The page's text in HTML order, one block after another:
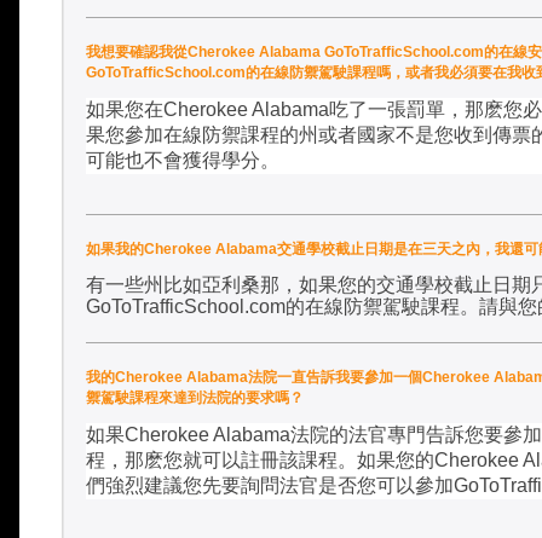
我想要確認我從Cherokee Alabama GoToTrafficSchool.com的在線
GoToTrafficSchool.com的在線防禦駕駛課程嗎，或者我必須要在我收
如果您在Cherokee Alabama吃了一張罰單，那麽您
果您參加在線防禦課程的州或者國家不是您收到傳票
可能也不會獲得學分。
如果我的Cherokee Alabama交通學校截止日期是在三天之內，我還
有一些州比如亞利桑那，如果您的交通學校截止日期
GoToTrafficSchool.com的在線防禦駕駛課程。請與您
我的Cherokee Alabama法院一直告訴我要參加一個Cherokee
禦駕駛課程來達到法院的要求嗎？
如果Cherokee Alabama法院的法官專門告訴您要參加
程，那麽您就可以註冊該課程。如果您的Cherokee
們強烈建議您先要詢問法官是否您可以參加